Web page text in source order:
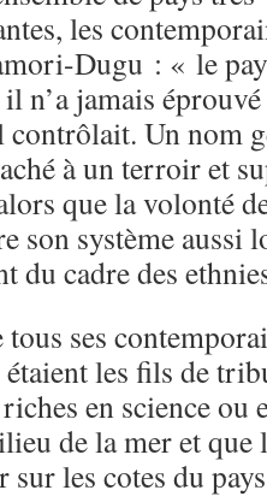
les
Dugu : « le
jamais
Un nom
à un terroir et
que la volonté
son système aussi
du cadre des
ses
les fils de
en science
de la mer et
sur les cotes du